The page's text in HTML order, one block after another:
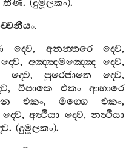
තීණි. (දුමූලකං).
.
ද‍්වෙ, අනන‍්තරෙ ද‍්වෙ,
ද‍්වෙ,අඤ‍්ඤමඤ‍්ඤෙ ද‍්වෙ,
ද‍්වෙ,පුරෙජාතෙ ද‍්වෙ,
, විපාකෙ එකං
ආහාරෙ
එකං, මග‍්ගෙ එකං,
ද‍්වෙ,අත්‍ථියා ද‍්වෙ,නත්‍ථියා
. (දුමූලකං).